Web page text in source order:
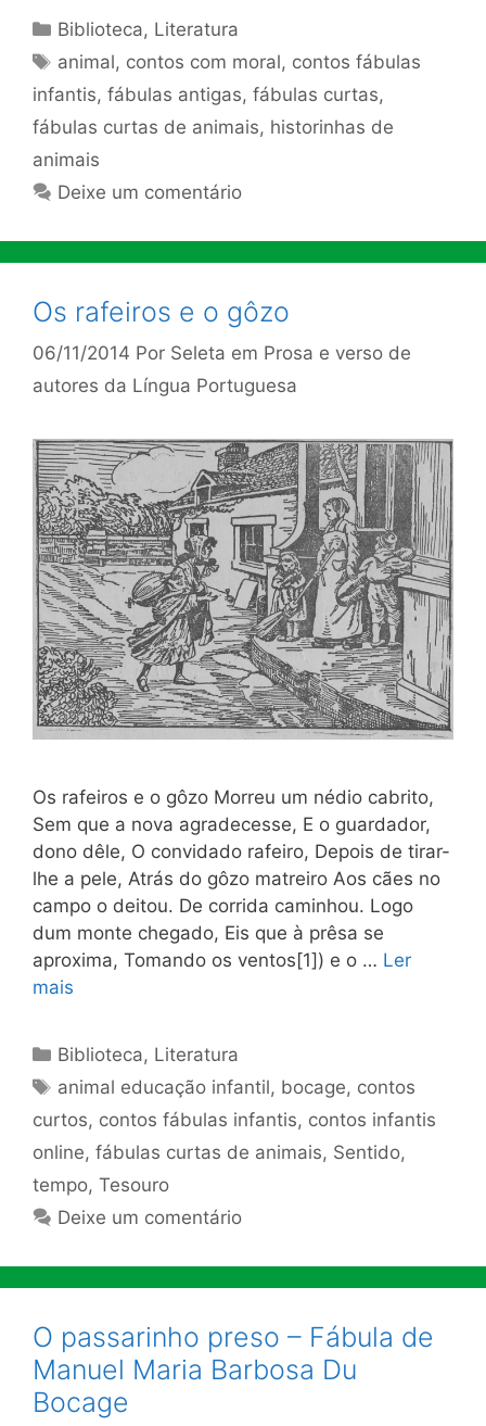
Categorias
Biblioteca, Literatura
Tags
animal, contos com moral, contos fábulas
infantis, fábulas antigas, fábulas curtas,
fábulas curtas de animais, historinhas de
animais
Deixe um comentário
Os rafeiros e o gôzo
06/11/2014 Por Seleta em Prosa e verso de
autores da Língua Portuguesa
Os rafeiros e o gôzo Morreu um nédio cabrito,
Sem que a nova agradecesse, E o guardador,
dono dêle, O convidado rafeiro, Depois de tirar-
lhe a pele, Atrás do gôzo matreiro Aos cães no
campo o deitou. De corrida caminhou. Logo
dum monte chegado, Eis que à prêsa se
aproxima, Tomando os ventos[1]) e o … Ler
mais
Categorias
Biblioteca, Literatura
Tags
animal educação infantil, bocage, contos
curtos, contos fábulas infantis, contos infantis
online, fábulas curtas de animais, Sentido,
tempo, Tesouro
Deixe um comentário
O passarinho preso – Fábula de
Manuel Maria Barbosa Du
Bocage